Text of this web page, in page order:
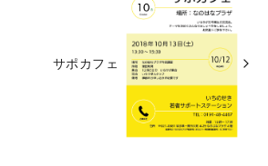
サポカフェ